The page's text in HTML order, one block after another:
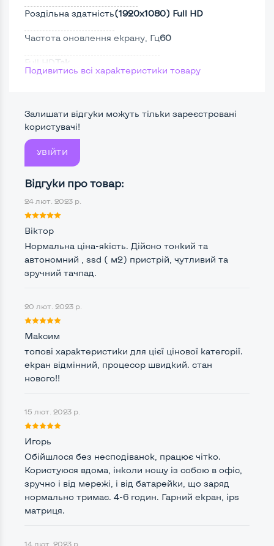
Роздільна здатність(1920х1080) Full HD
Частота оновлення екрану, Гц60
Full HD Так
Поверхня дисплеюМатова
Потужність:
ПроцесорIntel Core i5-7200U
Кількість ядер / потоків
Частота процесора (базова-максимальна)
Intel Core i5-7200U (2,50 - 3,10 GHz)
Тип оперативної пам'ятіDDR4
Можливості відеокарти:
Тип відеокарти
Розмір відеопам'яті, Гб
Зручність користування:
Матеріал корпусуПластик
Подивитись всі характеристики товару
Залишати відгуки можуть тільки зареєстровані
користувачі!
УВІЙТИ
Відгуки про товар:
24 лют. 2023 р.
Віктор
Нормальна ціна-якість. Дійсно тонкий та
автономний , ssd ( м2) пристрій, чутливий та
зручний тачпад.
20 лют. 2023 р.
Максим
топові характеристики для цієї цінової категорії.
екран відмінний, процесор швидкий. стан
нового!!
15 лют. 2023 р.
Игорь
Обійшлося без несподіванок, працює чітко.
Користуюся вдома, інколи ношу із собою в офіс,
зручно і від мережі, і від батарейки, що заряд
нормально тримає. 4-6 годин. Гарний екран, ips
матриця.
14 лют. 2023 р.